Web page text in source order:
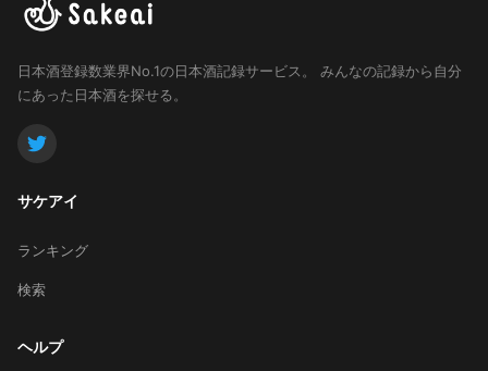
日本酒登録数業界No.1の日本酒記録サービス。
みんなの記録から自分
にあった日本酒を探せる。
サケアイ
ランキング
検索
ヘルプ